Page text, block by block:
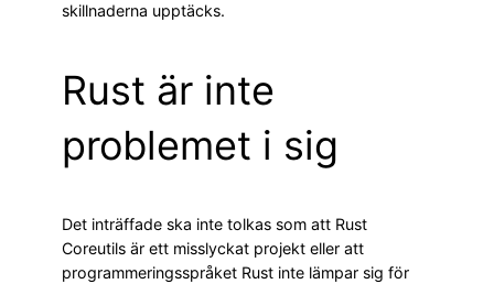
skillnaderna upptäcks.
Rust är inte
problemet i sig
Det inträffade ska inte tolkas som att Rust
Coreutils är ett misslyckat projekt eller att
programmeringsspråket Rust inte lämpar sig för